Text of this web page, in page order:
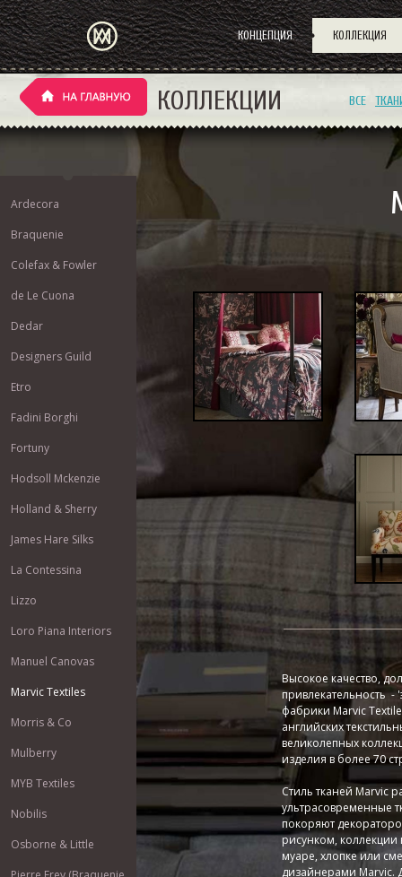
КОНЦЕПЦИЯ КОЛЛЕКЦИЯ
КОЛЛЕКЦИИ ВСЕ
Ardecora
Braquenie
Colefax & Fowler
de Le Cuona
Dedar
Designers Guild
Etro
Fadini Borghi
Fortuny
Hodsoll Mckenzie
Holland & Sherry
James Hare Silks
La Contessina
Lizzo
Loro Piana Interiors
Manuel Canovas
Marvic Textiles
Morris & Co
Mulberry
MYB Textiles
Nobilis
Osborne & Little
Высокое качество,
привлекательность -
фабрики Marvic
английских
великолепных
изделия в более 70
Стиль тканей Marvic
ультрасовременные
покоряют
рисунком,
муаре, хлопке или
дизайнерами Marvic.